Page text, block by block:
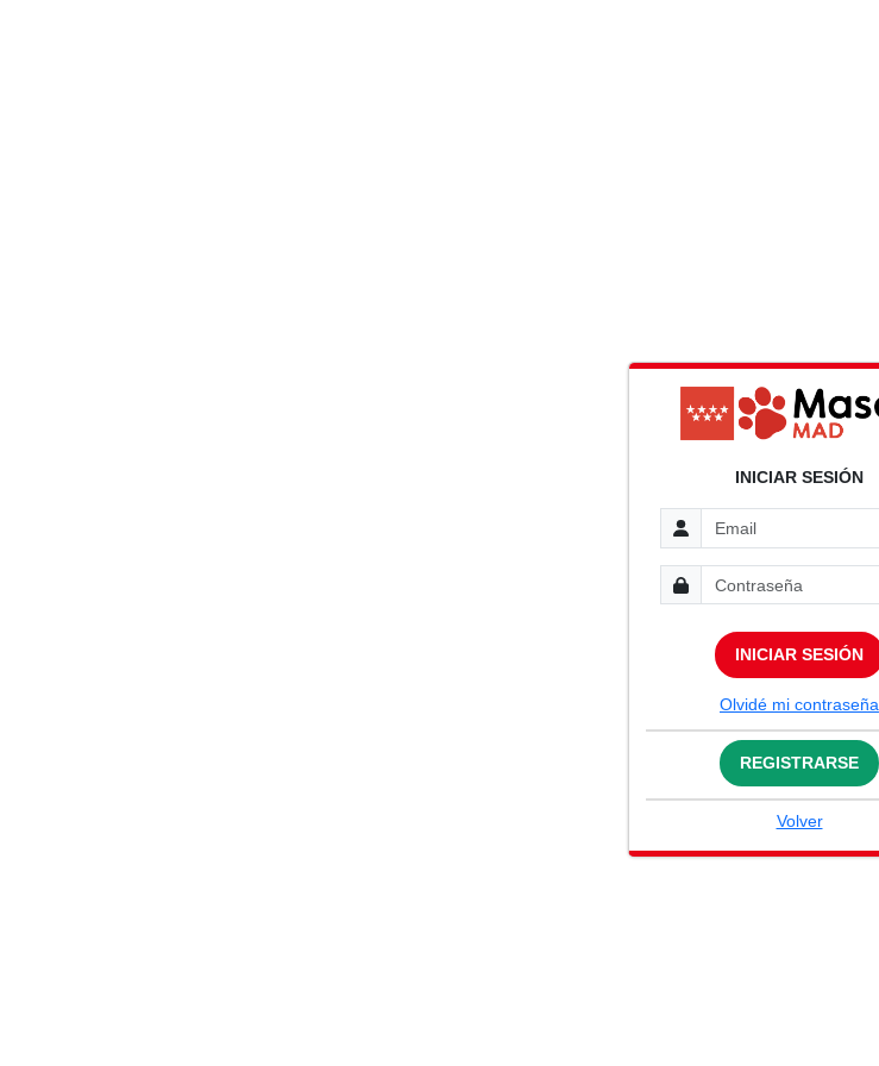
INICIAR SESIÓN
INICIAR SESIÓN
Olvidé mi contraseña
REGISTRARSE
Volver